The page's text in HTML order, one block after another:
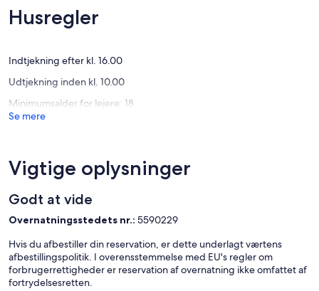
10,
Enestående,
Husregler
Indtjekning efter kl. 16.00
Udtjekning inden kl. 10.00
Minimumsalder for lejere: 18
Se mere
Vigtige oplysninger
Godt at vide
Overnatningsstedets nr.: 5590229
Hvis du afbestiller din reservation, er dette underlagt værtens
afbestillingspolitik. I overensstemmelse med EU's regler om
forbrugerrettigheder er reservation af overnatning ikke omfattet af
fortrydelsesretten.